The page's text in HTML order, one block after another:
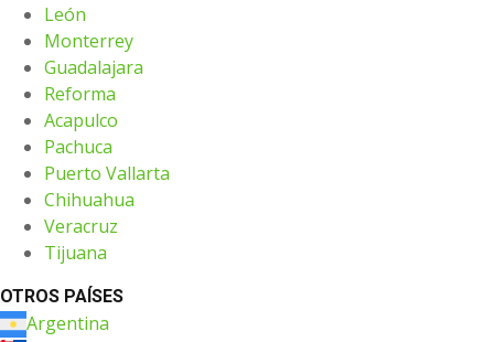
León
Monterrey
Guadalajara
Reforma
Acapulco
Pachuca
Puerto Vallarta
Chihuahua
Veracruz
Tijuana
OTROS PAÍSES
Argentina